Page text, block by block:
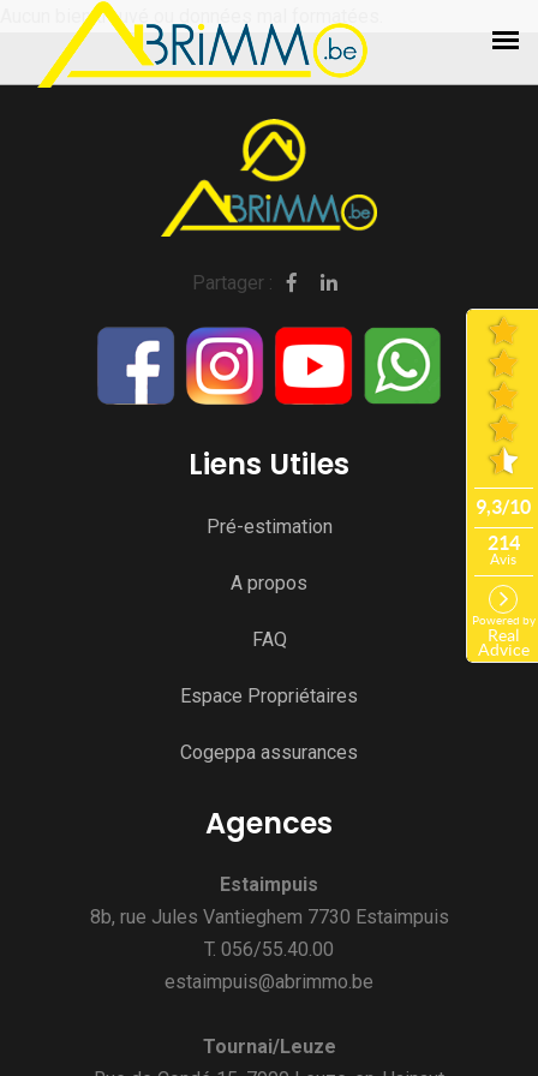
Aucun bien trouvé ou données mal formatées.
Partager :
Liens Utiles
Pré-estimation
A propos
FAQ
Espace Propriétaires
Cogeppa assurances
Agences
Estaimpuis
8b, rue Jules Vantieghem 7730 Estaimpuis
T. 056/55.40.00
estaimpuis@abrimmo.be
Tournai/Leuze